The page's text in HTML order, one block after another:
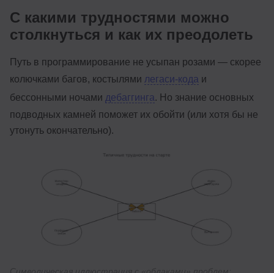
С какими трудностями можно
столкнуться и как их преодолеть
Путь в программирование не усыпан розами — скорее
колючками багов, костылями легаси-кода и
бессонными ночами дебаггинга. Но знание основных
подводных камней поможет их обойти (или хотя бы не
утонуть окончательно).